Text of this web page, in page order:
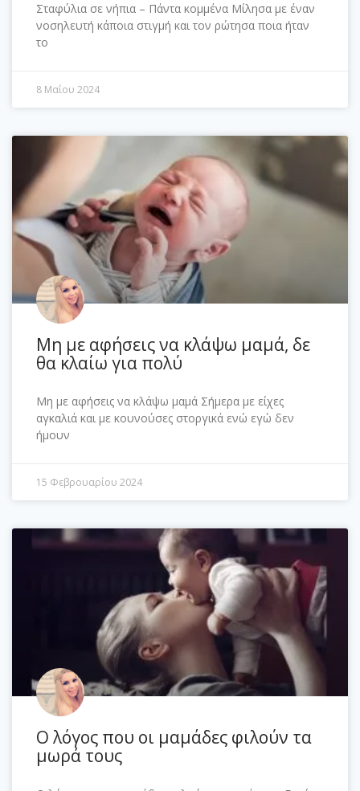
Σταφύλια σε νήπια – Πάντα κομμένα Μίλησα με έναν
νοσηλευτή κάποια στιγμή και τον ρώτησα ποια ήταν
το
8 Μαΐου 2024
Μη με αφήσεις να κλάψω μαμά, δε
θα κλαίω για πολύ
Μη με αφήσεις να κλάψω μαμά Σήμερα με είχες
αγκαλιά και με κουνούσες στοργικά ενώ εγώ δεν
ήμουν
15 Φεβρουαρίου 2024
Ο λόγος που οι μαμάδες φιλούν τα
μωρά τους